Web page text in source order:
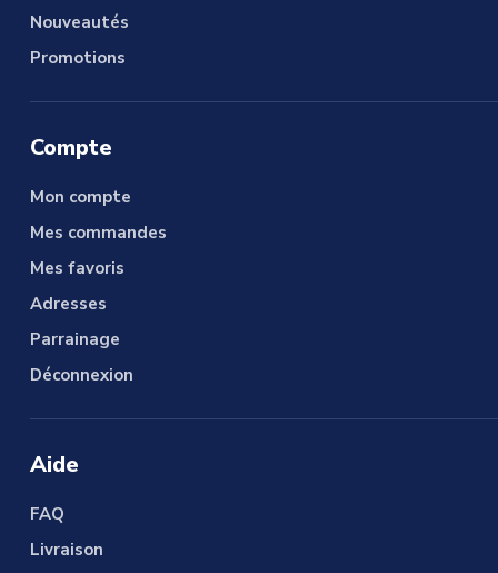
Nouveautés
Promotions
Compte
Mon compte
Mes commandes
Mes favoris
Adresses
Parrainage
Déconnexion
Aide
FAQ
Livraison